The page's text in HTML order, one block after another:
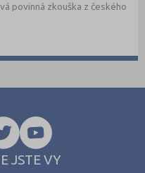
povinná zkouška z českého
JSTE VY